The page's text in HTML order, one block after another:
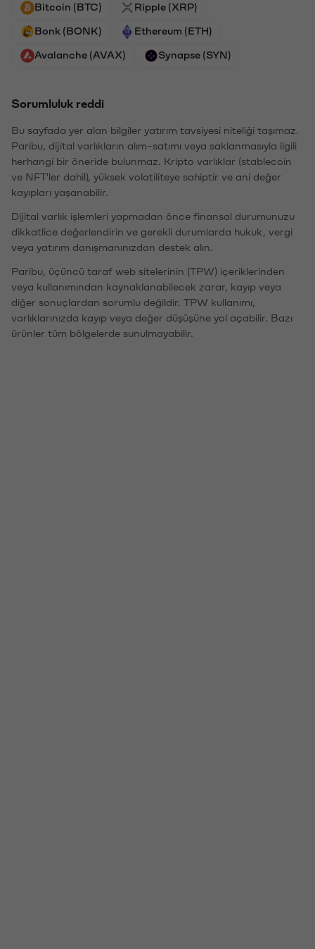
Bitcoin (BTC) Ripple (XRP)
Bonk (BONK) Ethereum (ETH)
Avalanche (AVAX) Synapse (SYN)
Sorumluluk reddi
Bu sayfada yer alan bilgiler yatırım tavsiyesi niteliği taşımaz.
Paribu, dijital varlıkların alım-satımı veya saklanmasıyla ilgili
herhangi bir öneride bulunmaz. Kripto varlıklar (stablecoin
ve NFT'ler dahil), yüksek volatiliteye sahiptir ve ani değer
kayıpları yaşanabilir.
Dijital varlık işlemleri yapmadan önce finansal durumunuzu
dikkatlice değerlendirin ve gerekli durumlarda hukuk, vergi
veya yatırım danışmanınızdan destek alın.
Paribu, üçüncü taraf web sitelerinin (TPW) içeriklerinden
veya kullanımından kaynaklanabilecek zarar, kayıp veya
diğer sonuçlardan sorumlu değildir. TPW kullanımı,
varlıklarınızda kayıp veya değer düşüşüne yol açabilir. Bazı
ürünler tüm bölgelerde sunulmayabilir.